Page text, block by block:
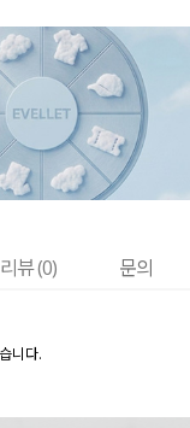
리뷰 (0) 문의
니다.